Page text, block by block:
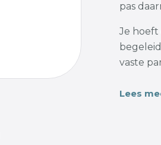
pas
Je hoeft
vaste
Lees